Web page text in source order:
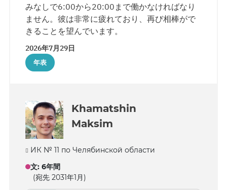
みなしで6:00から20:00まで働かなければなり
ません。彼は非常に疲れており、再び相棒がで
きることを望んでいます。
2026年7月29日
年表
Khamatshin
Maksim
ИК № 11 по Челябинской области
文: 6年間
(宛先 2031年1月)